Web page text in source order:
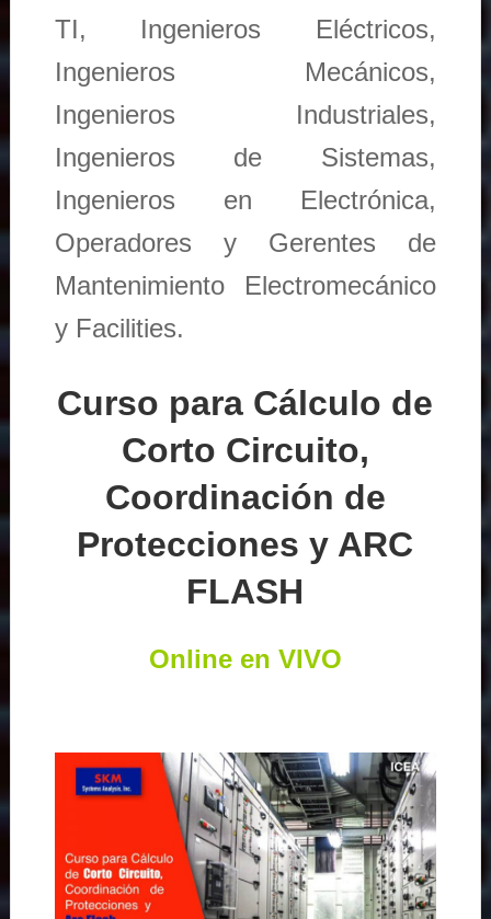
TI, Ingenieros Eléctricos,
Ingenieros Mecánicos,
Ingenieros Industriales,
Ingenieros de Sistemas,
Ingenieros en Electrónica,
Operadores y Gerentes de
Mantenimiento Electromecánico
y Facilities.
Curso para Cálculo de
Corto Circuito,
Coordinación de
Protecciones y ARC
FLASH
Online en VIVO